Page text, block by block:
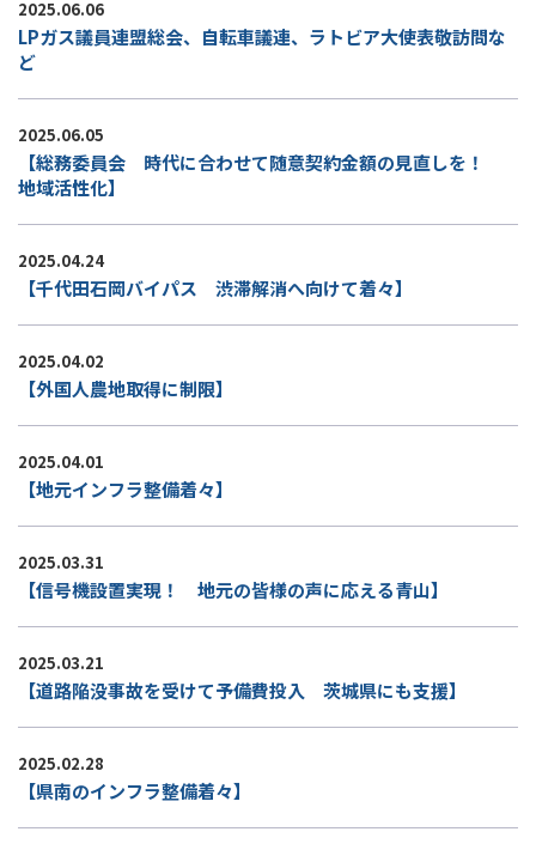
2025.06.06
LPガス議員連盟総会、自転車議連、ラトビア大使表敬訪問な
ど
2025.06.05
【総務委員会 時代に合わせて随意契約金額の見直しを！
地域活性化】
2025.04.24
【千代田石岡バイパス 渋滞解消へ向けて着々】
2025.04.02
【外国人農地取得に制限】
2025.04.01
【地元インフラ整備着々】
2025.03.31
【信号機設置実現！ 地元の皆様の声に応える青山】
2025.03.21
【道路陥没事故を受けて予備費投入 茨城県にも支援】
2025.02.28
【県南のインフラ整備着々】